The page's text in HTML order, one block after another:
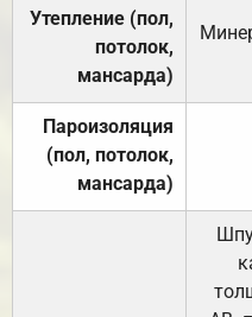
Утепление (пол,
потолок,
мансарда)
Пароизоляция
(пол, потолок,
мансарда)